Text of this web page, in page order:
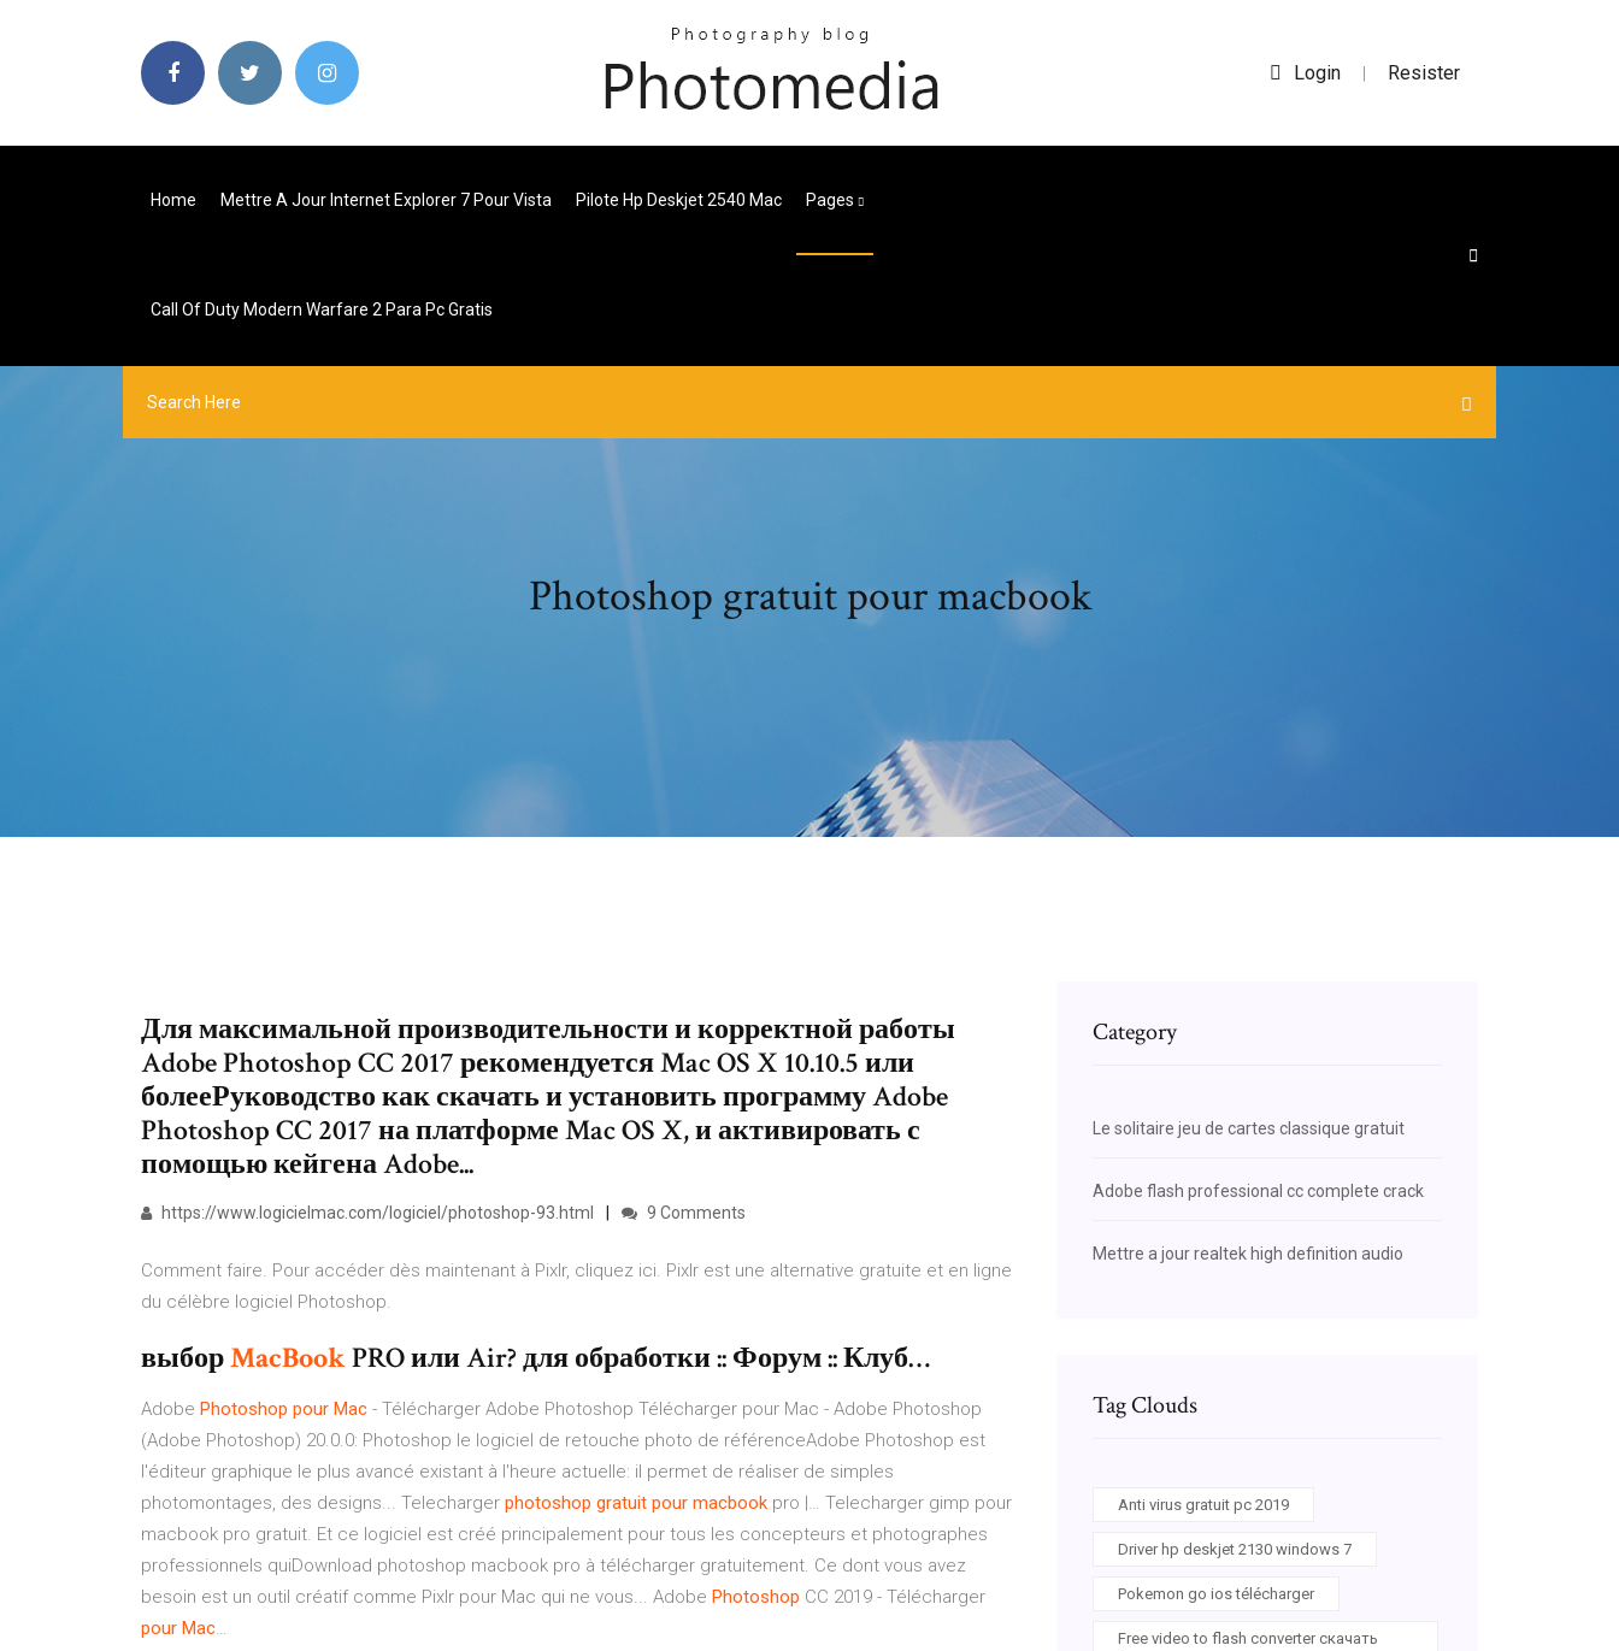
Login | Resister
Home Mettre A Jour Internet Explorer 7 Pour Vista Pilote Hp Deskjet 2540 Mac Pages
Call Of Duty Modern Warfare 2 Para Pc Gratis
Photoshop gratuit pour macbook
Для максимальной производительности и корректной работы
Adobe Photoshop CC 2017 рекомендуется Mac OS X 10.10.5 или
болееРуководство как скачать и установить программу Adobe
Photoshop CC 2017 на платформе Mac OS X, и активировать с
помощью кейгена Adobe...
https://www.logicielmac.com/logiciel/photoshop-93.html 9 Comments
Comment faire. Pour accéder dès maintenant à Pixlr, cliquez ici. Pixlr est une alternative gratuite et en ligne
du célèbre logiciel Photoshop.
выборMacBookPRO или Air? для обработки :: Форум :: Клуб…
Adobe Photoshop pour Mac - Télécharger Adobe Photoshop Télécharger pour Mac - Adobe Photoshop
(Adobe Photoshop) 20.0.0: Photoshop le logiciel de retouche photo de référenceAdobe Photoshop est
l'éditeur graphique le plus avancé existant à l'heure actuelle: il permet de réaliser de simples
photomontages, des designs... Telecharger photoshop gratuit pour macbook pro |… Telecharger gimp pour
macbook pro gratuit. Et ce logiciel est créé principalement pour tous les concepteurs et photographes
professionnels quiDownload photoshop macbook pro à télécharger gratuitement. Ce dont vous avez
besoin est un outil créatif comme Pixlr pour Mac qui ne vous... Adobe Photoshop CC 2019 - Télécharger
pour Mac…
Category
Le solitaire jeu de cartes classique gratuit
Adobe flash professional cc complete crack
Mettre a jour realtek high definition audio
Tag Clouds
Anti virus gratuit pc 2019
Driver hp deskjet 2130 windows 7
Pokemon go ios télécharger
Free video to flash converter скачать